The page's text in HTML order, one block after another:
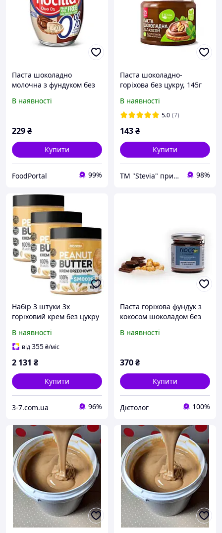
Паста шоколадно
молочна з фундуком без
free 190 г
В наявності
229₴
Купити
FoodPortal 99%
Паста шоколадно-
горіхова без цукру, 145г
В наявності
5.0 (7)
143₴
Купити
ТМ "Stevia" природная сладость (ФОП Думенко А.А.) 98%
Набір 3 штуки 3x
горіховий крем без цукру
паста горіхова кето
Moreso
В наявності
від355₴/міс
2 131 ₴
Купити
3-7.com.ua 96%
Паста горіхова фундук з
кокосом шоколадом без
В наявності
370₴
Купити
Дієтолог 100%